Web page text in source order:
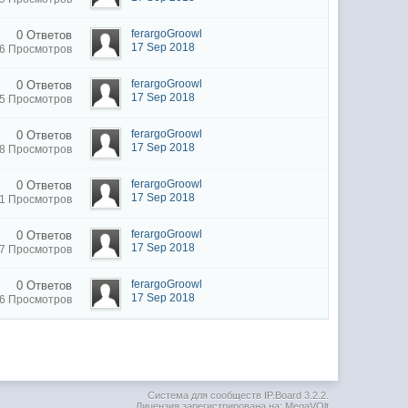
0 Ответов
Просмотров
ferargoGroowl
17 Sep 2018
0 Ответов
Просмотров
ferargoGroowl
17 Sep 2018
0 Ответов
Просмотров
ferargoGroowl
17 Sep 2018
0 Ответов
Просмотров
ferargoGroowl
17 Sep 2018
0 Ответов
Просмотров
ferargoGroowl
17 Sep 2018
0 Ответов
Просмотров
ferargoGroowl
17 Sep 2018
Система для сообществ IP.Board 3.2.2.